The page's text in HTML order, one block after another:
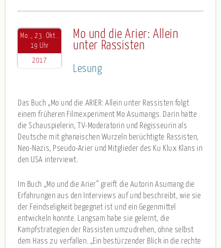
Mo.., 23. Okt..
19 Uhr
2017
Mo und die Arier: Allein
unter Rassisten
Lesung
Das Buch „Mo und die ARIER: Allein unter Rassisten folgt
einem früheren Filmexperiment Mo Asumangs. Darin hatte
die Schauspielerin, TV-Moderatorin und Regisseurin als
Deutsche mit ghanaischen Wurzeln berüchtigte Rassisten,
Neo-Nazis, Pseudo-Arier und Mitglieder des Ku Klux Klans in
den USA interviewt.
Im Buch „Mo und die Arier“ greift die Autorin Asumang die
Erfahrungen aus den Interviews auf und beschreibt, wie sie
der Feindseligkeit begegnet ist und ein Gegenmittel
entwickeln konnte. Langsam habe sie gelernt, die
Kampfstrategien der Rassisten umzudrehen, ohne selbst
dem Hass zu verfallen. „Ein bestürzender Blick in die rechte